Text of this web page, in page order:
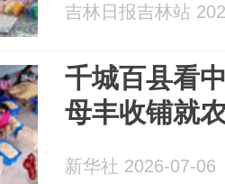
吉林日报吉林站
千城百县看
母丰收铺就
新华社 2026-07-06